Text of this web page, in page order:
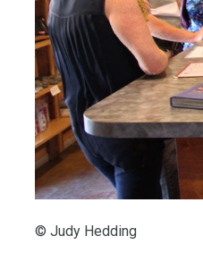
© Judy Hedding